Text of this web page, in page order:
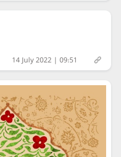
14 July 2022 | 09:51